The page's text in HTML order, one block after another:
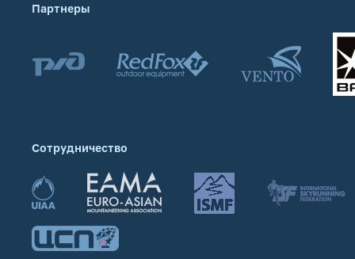
Партнеры
Сотрудничество